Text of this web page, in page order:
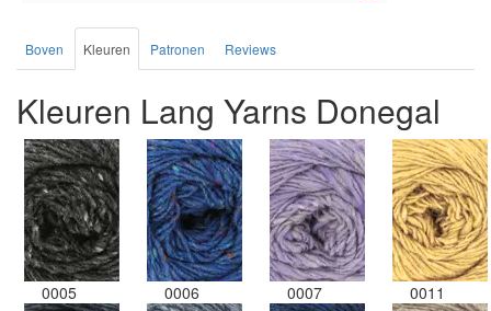
Boven Kleuren Patronen Reviews
Kleuren Lang Yarns Donegal
0005 0006 0007 0011